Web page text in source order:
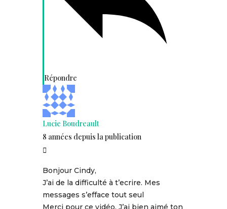
Répondre
Lucie Boudreault
8 années depuis la publication
Bonjour Cindy,
J’ai de la difficulté à t’ecrire. Mes
messages s’efface tout seul